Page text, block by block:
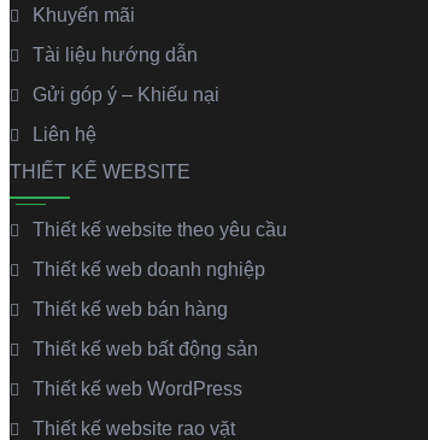
Khuyến mãi
Tài liệu hướng dẫn
Gửi góp ý – Khiếu nại
Liên hệ
THIẾT KẾ WEBSITE
Thiết kế website theo yêu cầu
Thiết kế web doanh nghiệp
Thiết kế web bán hàng
Thiết kế web bất động sản
Thiết kế web WordPress
Thiết kế website rao vặt